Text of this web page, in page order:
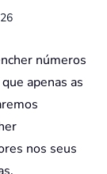
números
apenas as
nos seus